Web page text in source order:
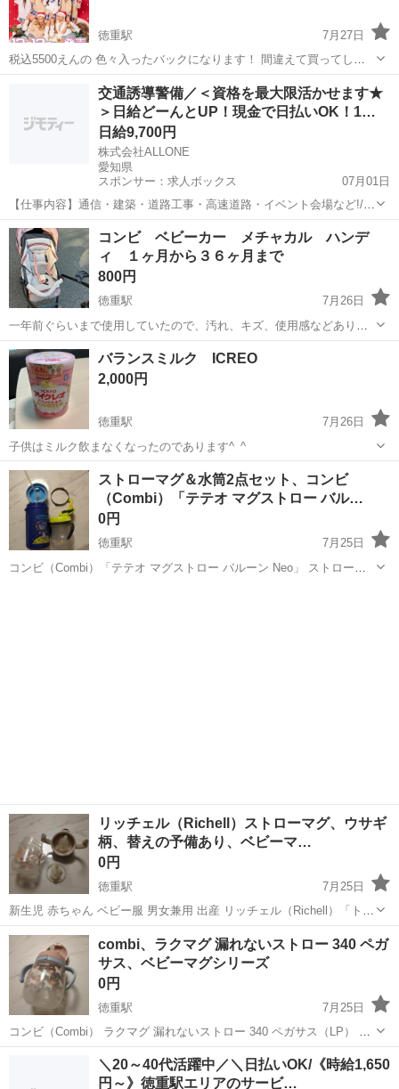
徳重駅
7月27日
税込5500えんの 色々入ったバックになります！ 間違えて買ってしま
って開けてもなく写真そのままになります。
徳重駅 子供用品
交通誘導警備／＜資格を最大限活かせます★
＞日給どーんとUP！現金で日払いOK！1…
日給9,700円
株式会社ALLONE
愛知県
スポンサー：求人ボックス
07月01日
【仕事内容】通信・建築・道路工事・高速道路・イベント会場など!/
閑散期なしで安定収入 常に現場あり! <主な業務内容> 歩行者や車両の
誘導を行い、 交通渋滞や事故を未然に防ぐお仕事です。 地域の“安
全”を守る、やりがいあるポジシ...
アルバイト・パート
コンビ ベビーカー メチャカル ハンデ
ィ １ヶ月から３６ヶ月まで
800円
徳重駅
7月26日
一年前ぐらいまで使用していたので、汚れ、キズ、使用感などありま
すが、まだ使えると思います。 2013年に購入しました。2人の子供に
使用しました。 説明書、付属品も揃っています。 ざっと動作確認した
感じ、問題なく使用...
愛知 名古屋市 子供用品
バランスミルク ICREO
2,000円
徳重駅
7月26日
子供はミルク飲まなくなったのであります^_^
愛知 名古屋市 ベビー用品
ストローマグ＆水筒2点セット、コンビ
（Combi）「テテオ マグストロー バル…
0円
徳重駅
7月25日
コンビ（Combi）「テテオ マグストロー バルーン Neo」 ストロー水
リッチェル（Richell）ストローマグ、ウサギ
柄、替えの予備あり、ベビーマ…
0円
徳重駅
7月25日
新生児 赤ちゃん ベビー服 男女兼用 出産 リッチェル（Richell）「トラ
イ ストロー飲みマスターセット」のストローマグ 替えパーツ付き 短
い期間ですが使用したものです。まだまだ使っていただけると思いま
すが、使用感は...
愛知 名古屋市 ベビー用品
combi、ラクマグ 漏れないストロー 340 ペガ
サス、ベビーマグシリーズ
0円
徳重駅
7月25日
コンビ（Combi） ラクマグ 漏れないストロー 340 ペガサス（LP） 6
ヶ月頃からの使用に適しており、漏れにくい「Wラクピタ構造」を採
出産 ...
徳重駅 ベビー用品
＼20～40代活躍中／＼日払いOK/《時給1,650
円～》徳重駅エリアのサービ…